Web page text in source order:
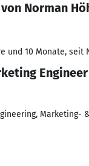
Norman
und 10 Monate, seit
Engineer
Marketing-